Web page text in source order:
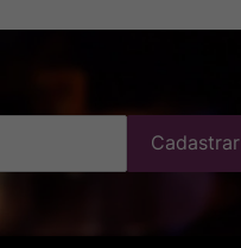
Cadastrar